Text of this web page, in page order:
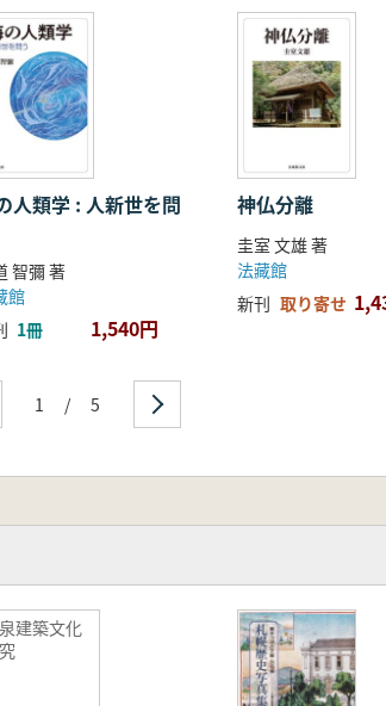
人類学 : 人新世を問
智彌 著
館
1冊 1,540円
神仏分離
圭室 文雄 著
法藏館
新刊 取り寄せ
1 / 5
建築文化